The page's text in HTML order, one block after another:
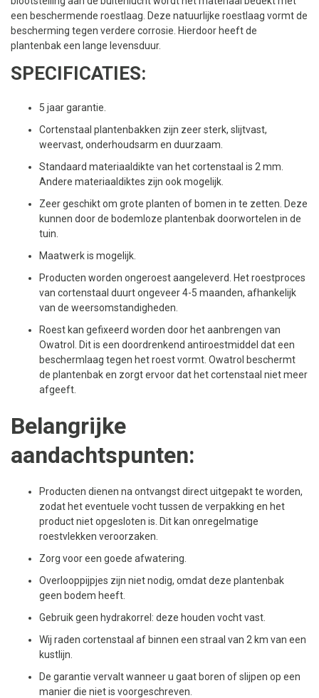
een beschermende roestlaag. Deze natuurlijke roestlaag vormt de
bescherming tegen verdere corrosie. Hierdoor heeft de
plantenbak een lange levensduur.
SPECIFICATIES:
5 jaar garantie.
Cortenstaal plantenbakken zijn zeer sterk, slijtvast,
weervast, onderhoudsarm en duurzaam.
Standaard materiaaldikte van het cortenstaal is 2 mm.
Andere materiaaldiktes zijn ook mogelijk.
Zeer geschikt om grote planten of bomen in te zetten. Deze
kunnen door de bodemloze plantenbak doorwortelen in de
tuin.
Maatwerk is mogelijk.
Producten worden ongeroest aangeleverd. Het roestproces
van cortenstaal duurt ongeveer 4-5 maanden, afhankelijk
van de weersomstandigheden.
Roest kan gefixeerd worden door het aanbrengen van
Owatrol. Dit is een doordrenkend antiroestmiddel dat een
beschermlaag tegen het roest vormt. Owatrol beschermt
de plantenbak en zorgt ervoor dat het cortenstaal niet meer
afgeeft.
Belangrijke
aandachtspunten:
Producten dienen na ontvangst direct uitgepakt te worden,
zodat het eventuele vocht tussen de verpakking en het
product niet opgesloten is. Dit kan onregelmatige
roestvlekken veroorzaken.
Zorg voor een goede afwatering.
Overlooppijpjes zijn niet nodig, omdat deze plantenbak
geen bodem heeft.
Gebruik geen hydrakorrel: deze houden vocht vast.
Wij raden cortenstaal af binnen een straal van 2 km van een
kustlijn.
De garantie vervalt wanneer u gaat boren of slijpen op een
manier die niet is voorgeschreven.